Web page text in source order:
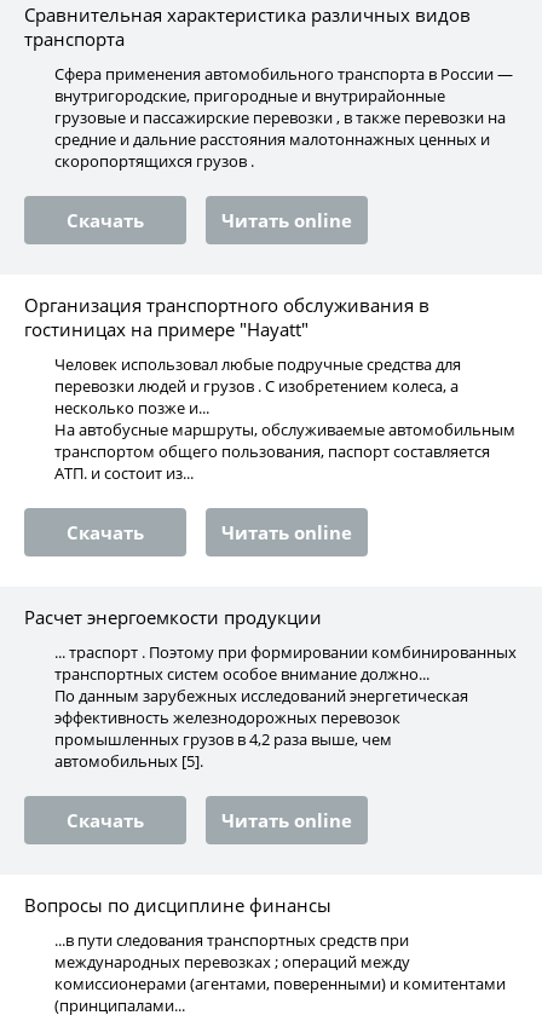
Сравнительная характеристика различных видов
транспорта
Сфера применения автомобильного транспорта в России —
внутригородские, пригородные и внутрирайонные
грузовые и пассажирские перевозки , в также перевозки на
средние и дальние расстояния малотоннажных ценных и
скоропортящихся грузов .
Скачать Читать online
Организация транспортного обслуживания в
гостиницах на примере "Hayatt"
Человек использовал любые подручные средства для
перевозки людей и грузов . С изобретением колеса, а
несколько позже и...
На автобусные маршруты, обслуживаемые автомобильным
транспортом общего пользования, паспорт составляется
АТП. и состоит из...
Скачать Читать online
Расчет энергоемкости продукции
... траспорт . Поэтому при формировании комбинированных
транспортных систем особое внимание должно...
По данным зарубежных исследований энергетическая
эффективность железнодорожных перевозок
промышленных грузов в 4,2 раза выше, чем
автомобильных [5].
Скачать Читать online
Вопросы по дисциплине финансы
...в пути следования транспортных средств при
международных перевозках ; операций между
комиссионерами (агентами, поверенными) и комитентами
(принципалами...